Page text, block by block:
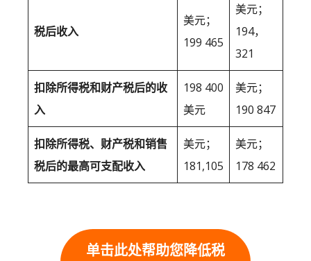
税后收入
美元；
199 465
美元；
194，
321
扣除所得税和财产税后的收
入
198 400
美元
美元；
190 847
扣除所得税、财产税和销售
税后的最高可支配收入
美元；
181,105
美元；
178 462
单击此处帮助您降低税